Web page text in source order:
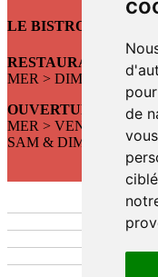
de
LE BISTROT DE ST SO
RESTAURANT, BAR,
MER > DIM : DÈS 12h
OUVERTURE DU
MER > VEN : 12h > 14h
SAM & DIM : 12h >